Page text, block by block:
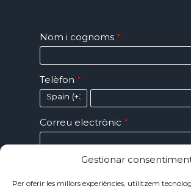
Gestionar
Per oferir les millors experiències, utilitzem
Nom i cognoms
Telèfon
Correu electrònic